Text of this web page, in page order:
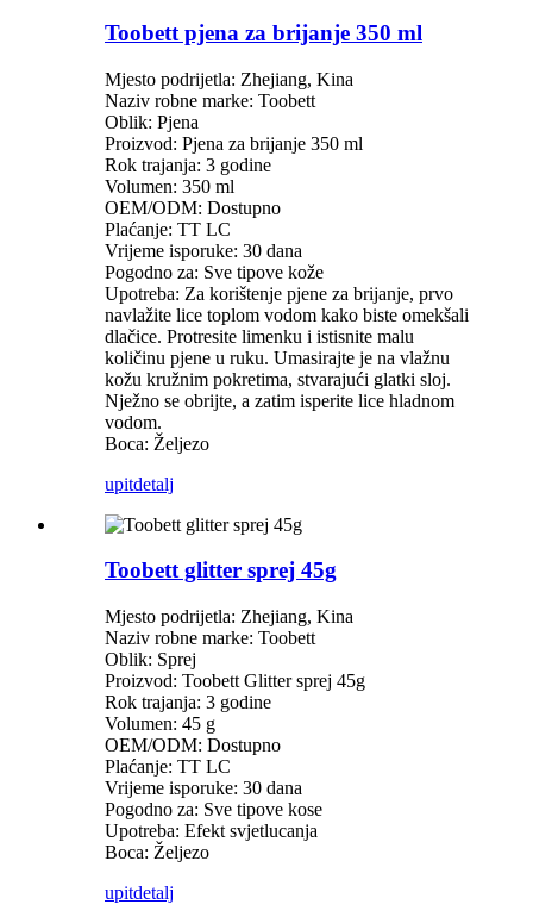
Toobett pjena za brijanje 350 ml
Mjesto podrijetla: Zhejiang, Kina
Naziv robne marke: Toobett
Oblik: Pjena
Proizvod: Pjena za brijanje 350 ml
Rok trajanja: 3 godine
Volumen: 350 ml
OEM/ODM: Dostupno
Plaćanje: TT LC
Vrijeme isporuke: 30 dana
Pogodno za: Sve tipove kože
Upotreba: Za korištenje pjene za brijanje, prvo
navlažite lice toplom vodom kako biste omekšali
dlačice. Protresite limenku i istisnite malu
količinu pjene u ruku. Umasirajte je na vlažnu
kožu kružnim pokretima, stvarajući glatki sloj.
Nježno se obrijte, a zatim isperite lice hladnom
vodom.
Boca: Željezo
upitdetalj
Toobett glitter sprej 45g
Mjesto podrijetla: Zhejiang, Kina
Naziv robne marke: Toobett
Oblik: Sprej
Proizvod: Toobett Glitter sprej 45g
Rok trajanja: 3 godine
Volumen: 45 g
OEM/ODM: Dostupno
Plaćanje: TT LC
Vrijeme isporuke: 30 dana
Pogodno za: Sve tipove kose
Upotreba: Efekt svjetlucanja
Boca: Željezo
upitdetalj